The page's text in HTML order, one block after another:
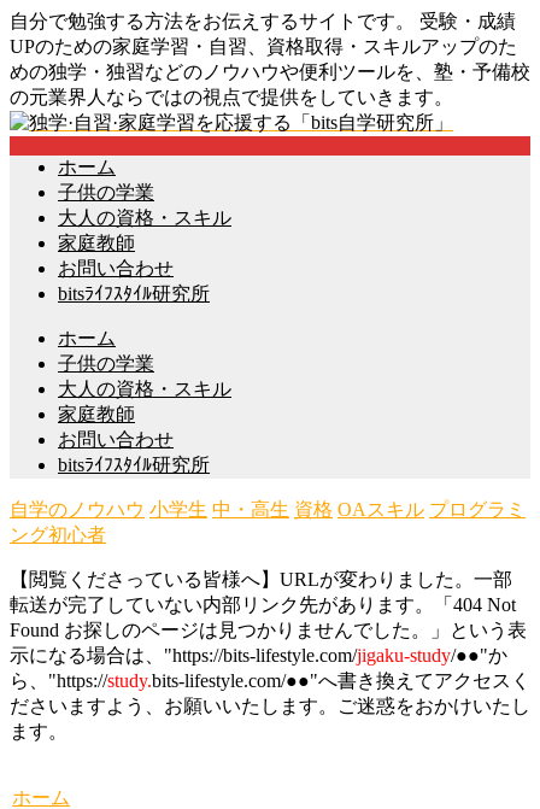
自分で勉強する方法をお伝えするサイトです。 受験・成績
UPのための家庭学習・自習、資格取得・スキルアップのた
めの独学・独習などのノウハウや便利ツールを、塾・予備校
の元業界人ならではの視点で提供をしていきます。
ホーム
子供の学業
大人の資格・スキル
家庭教師
お問い合わせ
bitsﾗｲﾌｽﾀｲﾙ研究所
ホーム
子供の学業
大人の資格・スキル
家庭教師
お問い合わせ
bitsﾗｲﾌｽﾀｲﾙ研究所
自学のノウハウ 小学生 中・高生 資格 OAスキル プログラミ
ング初心者
【閲覧くださっている皆様へ】URLが変わりました。一部
転送が完了していない内部リンク先があります。「404 Not
Found お探しのページは見つかりませんでした。」という表
示になる場合は、"https://bits-lifestyle.com/jigaku-study/●●"か
ら、"https://study.bits-lifestyle.com/●●"へ書き換えてアクセスく
ださいますよう、お願いいたします。ご迷惑をおかけいたし
ます。
ホーム